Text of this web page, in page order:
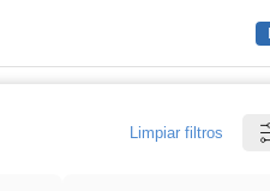
Limpiar filtros